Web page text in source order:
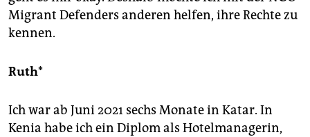
Migrant Defenders anderen helfen, ihre Rechte zu
kennen.
Ruth*
Ich war ab Juni 2021 sechs Monate in Katar. In
Kenia habe ich ein Diplom als Hotelmanagerin,